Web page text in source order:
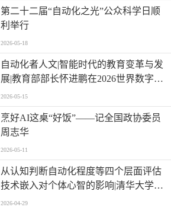
第二十二届“自动化之光”公众科学日顺
利举行
2026-05-18
自动化者人文|智能时代的教育变革与发
展|教育部部长怀进鹏在2026世界数字教
育大会上的主旨演讲
2026-05-15
烹好AI这桌“好饭”——记全国政协委员
周志华
2026-05-11
从认知判断自动化程度等四个层面评估
技术嵌入对个体心智的影响|清华大学等
单位联合发布《智能社会就绪度指数》
2026-04-29